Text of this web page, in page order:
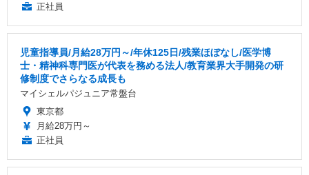
正社員
児童指導員/月給28万円～/年休125日/残業ほぼなし/医学博
士・精神科専門医が代表を務める法人/教育業界大手開発の研
修制度でさらなる成長も
マイシェルパジュニア常盤台
東京都
月給28万円～
正社員